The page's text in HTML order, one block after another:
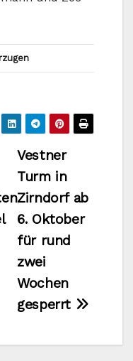
Vestner
Turm in
Zirndorf ab
6. Oktober
für rund
zwei
Wochen
gesperrt